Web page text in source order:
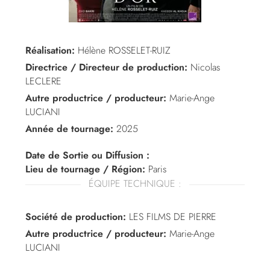
Réalisation: Hélène ROSSELET-RUIZ
Directrice / Directeur de production: Nicolas
LECLERE
Autre productrice / producteur: Marie-Ange
LUCIANI
Année de tournage: 2025
Date de Sortie ou Diffusion :
Lieu de tournage / Région: Paris
ÉQUIPE TECHNIQUE :
Société de production: LES FILMS DE PIERRE
Autre productrice / producteur: Marie-Ange
LUCIANI